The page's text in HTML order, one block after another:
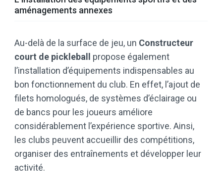
aménagements annexes
Au-delà de la surface de jeu, un Constructeur
court de pickleball
propose également
l’installation d’équipements indispensables au
bon fonctionnement du club. En effet, l’ajout de
filets homologués, de systèmes d’éclairage ou
de bancs pour les joueurs améliore
considérablement l’expérience sportive. Ainsi,
les clubs peuvent accueillir des compétitions,
organiser des entraînements et développer leur
activité.